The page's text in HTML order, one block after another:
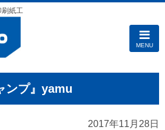
刷紙工
MENU
ンプ』yamu
2017年11月28日